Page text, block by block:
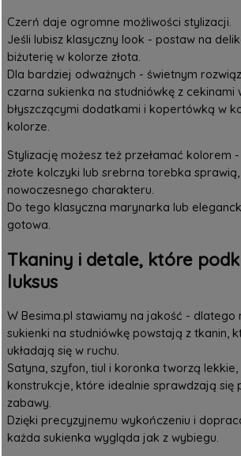
Czerń daje ogromne możliwości stylizacji.
Jeśli lubisz klasyczny look - postaw na
biżuterię w kolorze złota.
Dla bardziej odważnych - świetnym
czarna sukienka na studniówkę z cekinami
błyszczącymi dodatkami i kopertówką w
kolorze.
Stylizację możesz też przełamać kolorem
złote kolczyki lub srebrna torebka
nowoczesnego charakteru.
Do tego klasyczna marynarka lub
gotowa.
Tkaniny i detale, które
luksus
W Besima.pl stawiamy na jakość - dlatego
sukienki na studniówkę powstają z tkanin,
układają się w ruchu.
Satyna, szyfon, tiul i koronka tworzą lekkie,
konstrukcje, które idealnie sprawdzają się
zabawy.
Dzięki precyzyjnemu wykończeniu i
każda sukienka wygląda jak z wybiegu.